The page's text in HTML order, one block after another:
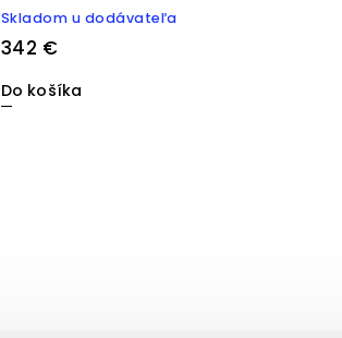
Skladom u dodávateľa
342 €
Do košíka